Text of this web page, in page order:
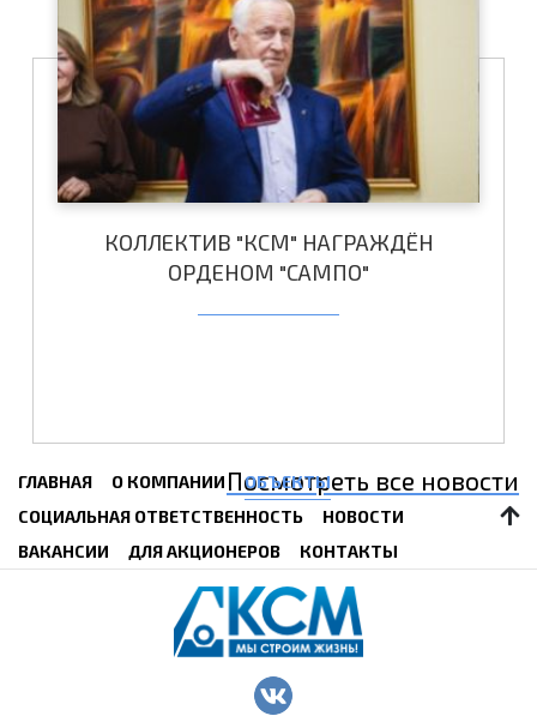
КОЛЛЕКТИВ "КСМ" НАГРАЖДЁН
ОРДЕНОМ "САМПО"
Посмотреть все новости
ГЛАВНАЯ О КОМПАНИИ
ОБЪЕКТЫ
СОЦИАЛЬНАЯ ОТВЕТСТВЕННОСТЬ
НОВОСТИ
ВАКАНСИИ
ДЛЯ АКЦИОНЕРОВ КОНТАКТЫ